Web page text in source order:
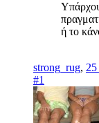
ή το
strong_rug,
#1